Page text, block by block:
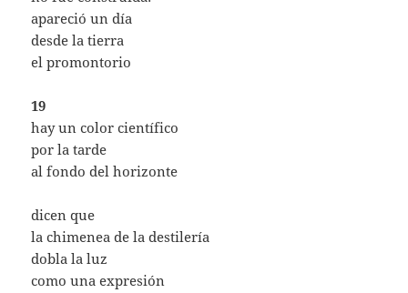
apareció un día
desde la tierra
el promontorio
19
hay un color científico
por la tarde
al fondo del horizonte
dicen que
la chimenea de la destilería
dobla la luz
como una expresión